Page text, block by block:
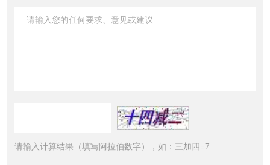
请输入计算结果（填写阿拉伯数字），如：三加四=7